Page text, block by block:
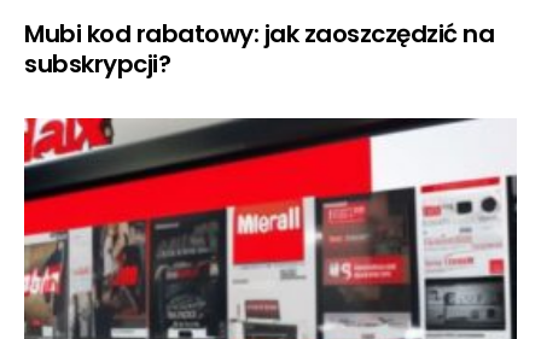
Mubi kod rabatowy: jak zaoszczędzić na
subskrypcji?